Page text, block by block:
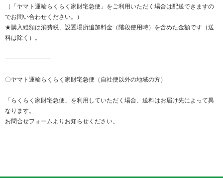
（「ヤマト運輸らくらく家財宅急便」をご利用いただく場合は配送できますの
でお問い合わせください。）
★購入総額は消費税、設置場所追加料金（階段使用時）を含めた金額です（送
料は除く）。
-----------------------
〇ヤマト運輸らくらく家財宅急便（自社便以外の地域の方）
「らくらく家財宅急便」を利用していただく場合、送料はお届け先によって異
なります。
お問合せフォームよりお知らせください。